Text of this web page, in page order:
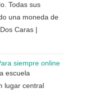
Todas sus
una moneda de
Caras |
siempre online
escuela
lugar central